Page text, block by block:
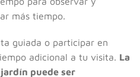
más tiempo.
guiada o participar en
adicional a tu visita. La
puede ser